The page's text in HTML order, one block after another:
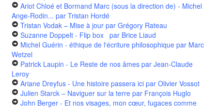
Ariot Chloé et Bormand Marc (sous la direction de) - Michel
Ange-Rodin... par Tristan Hordé
Tristan Vodak – Mise à jour par Grégory Rateau
Suzanne Doppelt - Flip box par Brice Liaud
Michel Guérin - éthique de l'écriture philosophique par Marc
Wetzel
Patrick Laupin - Le Reste de nos âmes par Jean-Claude
Leroy
Ariane Dreyfus - Une histoire passera ici par Olivier Vossot
Julien Starck – Naviguer sur la terre par François Huglo
John Berger - Et nos visages, mon cœur, fugaces comme